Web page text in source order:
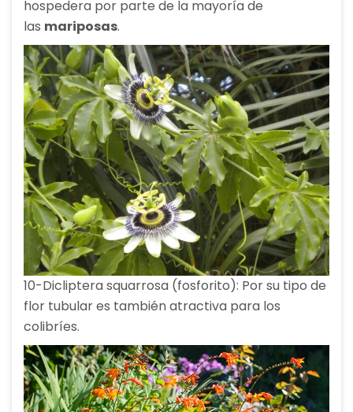
hospedera por parte de la mayoría de
las mariposas.
10-Dicliptera squarrosa (fosforito): Por su tipo de
flor tubular es también atractiva para los
colibríes.